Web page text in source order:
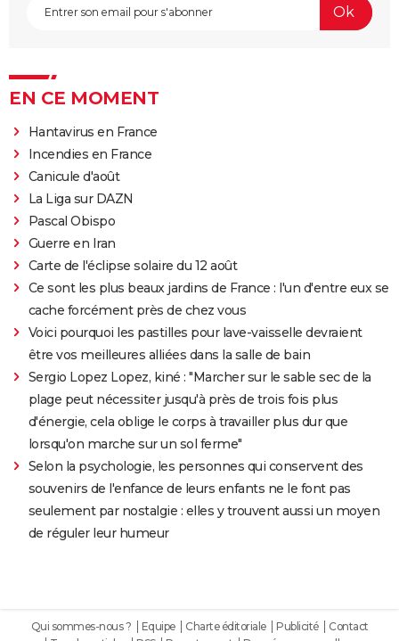
EN CE MOMENT
Hantavirus en France
Incendies en France
Canicule d'août
La Liga sur DAZN
Pascal Obispo
Guerre en Iran
Carte de l'éclipse solaire du 12 août
Ce sont les plus beaux jardins de France : l'un d'entre eux se
cache forcément près de chez vous
Voici pourquoi les pastilles pour lave-vaisselle devraient
être vos meilleures alliées dans la salle de bain
Sergio Lopez Lopez, kiné : "Marcher sur le sable sec de la
plage peut nécessiter jusqu'à près de trois fois plus
d'énergie, cela oblige le corps à travailler plus dur que
lorsqu'on marche sur un sol ferme"
Selon la psychologie, les personnes qui conservent des
souvenirs de l'enfance de leurs enfants ne le font pas
seulement par nostalgie : elles y trouvent aussi un moyen
de réguler leur humeur
Qui sommes-nous ? Equipe Charte éditoriale Publicité
Contact